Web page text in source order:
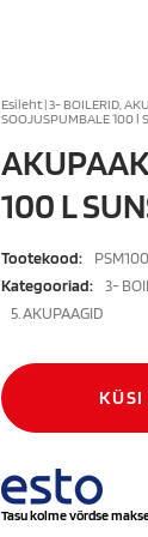
Esileht|3- BOILERID,
SOOJUSPUMBALE 100 l
100 L
Tootekood:
PSM100
Kategooriad:
3-
5. AKUPAAGID
Tasu kolme võrdse